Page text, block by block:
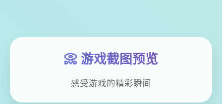
📀 游戏截图预览
感受游戏的精彩瞬间